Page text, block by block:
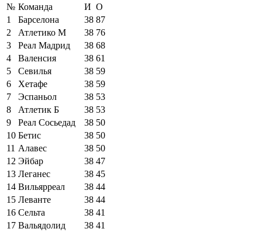
№ Команда И О
1
Барселона 38 87
2
Атлетико М 38 76
3
Реал Мадрид 38 68
4
Валенсия 38 61
5
Севилья 38 59
6
Хетафе 38 59
7
Эспаньол 38 53
8
Атлетик Б 38 53
9
Реал Сосьедад 38 50
10 Бетис 38 50
11 Алавес 38 50
12 Эйбар 38 47
13 Леганес 38 45
14 Вильярреал 38 44
15 Леванте 38 44
16 Сельта 38 41
17 Вальядолид 38 41